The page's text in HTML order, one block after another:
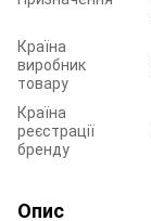
Країна
виробник
товару
Країна
реєстрації
бренду
Опис